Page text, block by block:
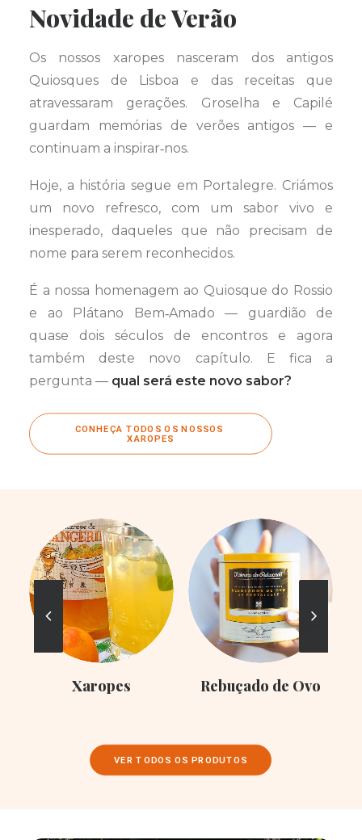
Novidade de Verão
Os nossos xaropes nasceram dos antigos
Quiosques de Lisboa e das receitas que
atravessaram gerações. Groselha e Capilé
guardam memórias de verões antigos — e
continuam a inspirar‑nos.
Hoje, a história segue em Portalegre. Criámos
um novo refresco, com um sabor vivo e
inesperado, daqueles que não precisam de
nome para serem reconhecidos.
É a nossa homenagem ao Quiosque do Rossio
e ao Plátano Bem‑Amado — guardião de
quase dois séculos de encontros e agora
também deste novo capítulo. E fica a
pergunta — qual será este novo sabor?
CONHEÇA TODOS OS NOSSOS
XAROPES
Xaropes Rebuçado de Ovo
VER TODOS OS PRODUTOS